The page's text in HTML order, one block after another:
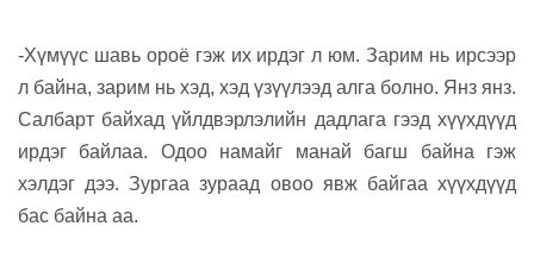
-Хүмүүс шавь ороё гэж их ирдэг л юм. Зарим нь ирсээр
л байна, зарим нь хэд, хэд үзүүлээд алга болно. Янз янз.
Салбарт байхад үйлдвэрлэлийн дадлага гээд хүүхдүүд
ирдэг байлаа. Одоо намайг манай багш байна гэж
хэлдэг дээ. Зургаа зураад овоо явж байгаа хүүхдүүд
бас байна аа.